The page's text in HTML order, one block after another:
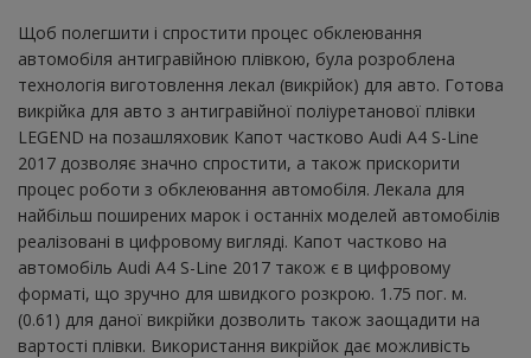
Щоб полегшити і спростити процес обклеювання
автомобіля антигравійною плівкою, була розроблена
технологія виготовлення лекал (викрійок) для авто. Готова
викрійка для авто з антигравійної поліуретанової плівки
LEGEND на позашляховик Капот частково Audi A4 S-Line
2017 дозволяє значно спростити, а також прискорити
процес роботи з обклеювання автомобіля. Лекала для
найбільш поширених марок і останніх моделей автомобілів
реалізовані в цифровому вигляді. Капот частково на
автомобіль Audi A4 S-Line 2017 також є в цифровому
форматі, що зручно для швидкого розкрою. 1.75 пог. м.
(0.61) для даної викрійки дозволить також заощадити на
вартості плівки. Використання викрійок дає можливість